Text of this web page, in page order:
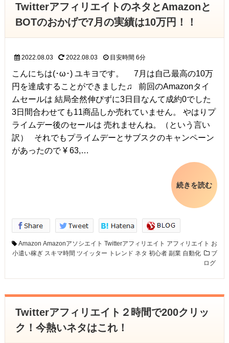
TwitterアフィリエイトのネタとAmazonと
BOTのおかげで7月の実績は10万円！！
2022.08.03 2022.08.03 目安時間 6分
こんにちは(･ω･) ユキヨです。 7月は自己最高の10万
円を達成することができました♫ 前回のAmazonタイ
ムセールは 結局全然伸びずに3日目なんて成約0でした
3日間合わせても11商品しか売れていません。 やはりプ
ライムデー後のセールは 売れませんね。（という言い
訳） それでもプライムデーとサブスクのキャンペーン
があったので ¥ 63,…
続きを読む
Amazon Amazonアソシエイト Twitterアフィリエイト アフィリエイト お
小遣い稼ぎ スキマ時間 ツイッター トレンド ネタ 初心者 副業 自動化
ブ
ログ
Twitterアフィリエイト２時間で200クリッ
ク！今熱いネタはこれ！